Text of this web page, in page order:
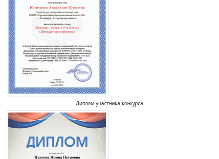
Диплом участника конкурса